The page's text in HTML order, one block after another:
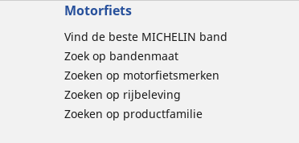
Motorfiets
Vind de beste MICHELIN band
Zoek op bandenmaat
Zoeken op motorfietsmerken
Zoeken op rijbeleving
Zoeken op productfamilie